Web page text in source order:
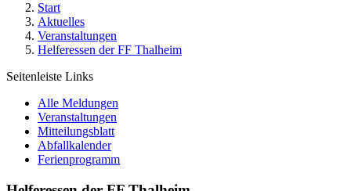
Start
Aktuelles
Veranstaltungen
Helferessen der FF Thalheim
Seitenleiste Links
Alle Meldungen
Veranstaltungen
Mitteilungsblatt
Abfallkalender
Ferienprogramm